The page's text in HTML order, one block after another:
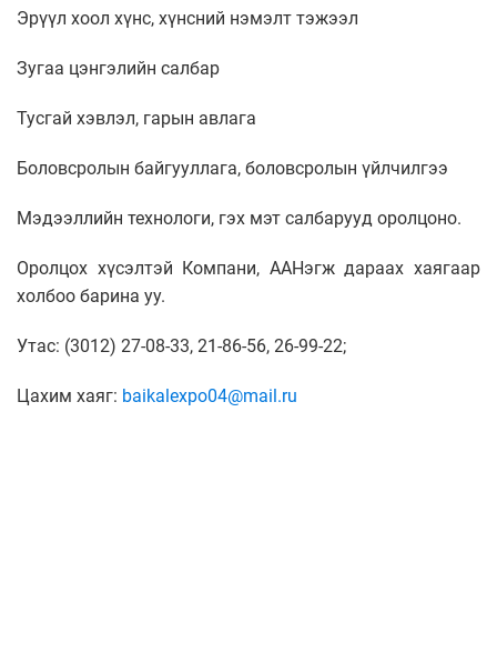
Эрүүл хоол хүнс, хүнсний нэмэлт тэжээл
Зугаа цэнгэлийн салбар
Тусгай хэвлэл, гарын авлага
Боловсролын байгууллага, боловсролын үйлчилгээ
Мэдээллийн технологи, гэх мэт салбарууд оролцоно.
Оролцох хүсэлтэй Компани, ААНэгж дараах хаягаар
холбоо барина уу.
Утас: (3012) 27-08-33, 21-86-56, 26-99-22;
Цахим хаяг: baikalexpo04@mail.ru